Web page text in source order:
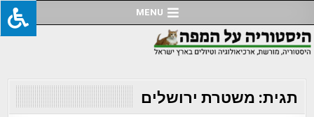
to
content
MENU
תגית: משטרת ירושלים